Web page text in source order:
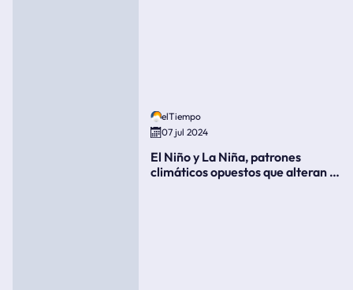
elTiempo
07 jul 2024
El Niño y La Niña, patrones
climáticos opuestos que alteran la